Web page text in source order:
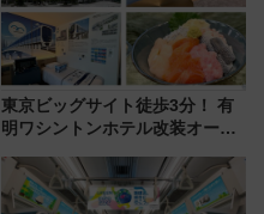
東京ビッグサイト徒歩3分！ 有
明ワシントンホテル改装オープ
客室」や海鮮丼が人気の朝食ビ
ュッフェを現地レポ